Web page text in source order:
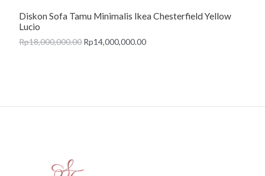
Diskon Sofa Tamu Minimalis Ikea Chesterfield Yellow
Lucio
Rp18,000,000.00 Rp14,000,000.00